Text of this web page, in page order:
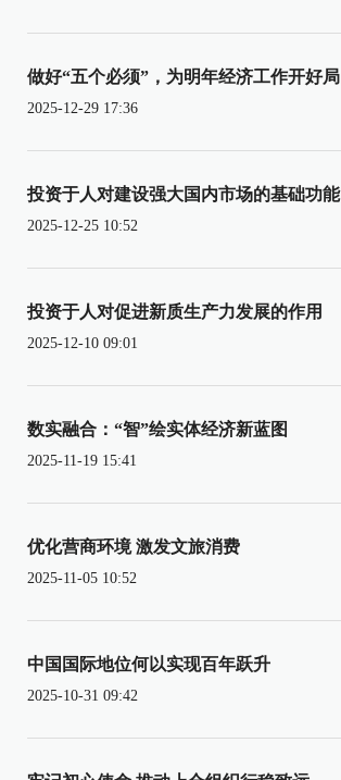
做好“五个必须”，为明年经济工作开好局
2025-12-29 17:36
投资于人对建设强大国内市场的基础功能
2025-12-25 10:52
投资于人对促进新质生产力发展的作用
2025-12-10 09:01
数实融合：“智”绘实体经济新蓝图
2025-11-19 15:41
优化营商环境 激发文旅消费
2025-11-05 10:52
中国国际地位何以实现百年跃升
2025-10-31 09:42